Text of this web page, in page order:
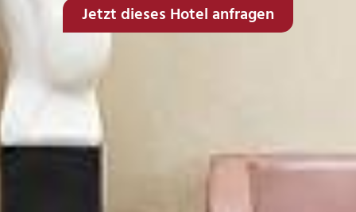
Jetzt dieses Hotel anfragen